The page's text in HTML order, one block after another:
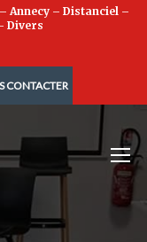
– Annecy – Distanciel –
Divers
CONTACTER